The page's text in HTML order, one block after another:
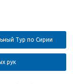
Тур по Сирии
рук